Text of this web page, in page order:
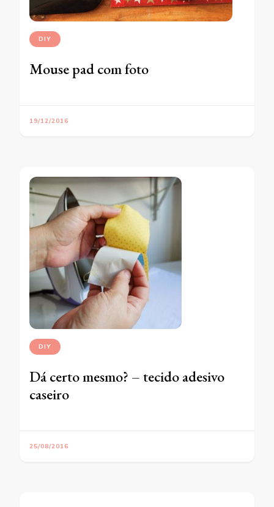
DIY
Mouse pad com foto
19/12/2016
DIY
Dá certo mesmo? – tecido adesivo
caseiro
25/08/2016